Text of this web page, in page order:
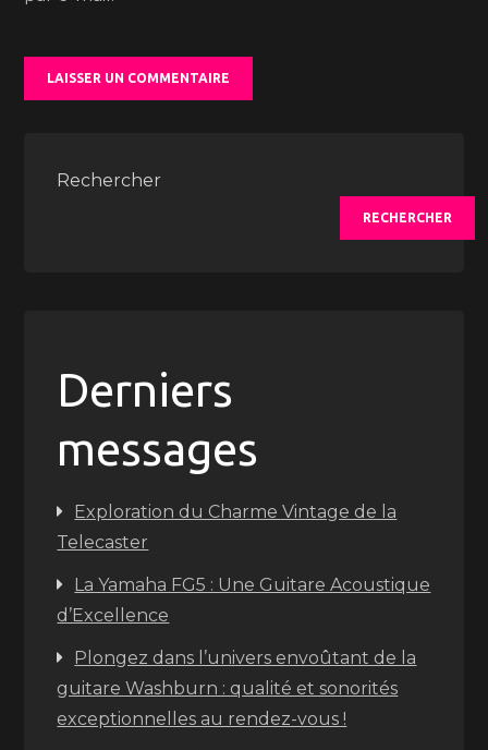
Rechercher
RECHERCHER
Derniers
messages
Exploration du Charme Vintage de la
Telecaster
La Yamaha FG5 : Une Guitare Acoustique
d’Excellence
Plongez dans l’univers envoûtant de la
guitare Washburn : qualité et sonorités
exceptionnelles au rendez-vous !